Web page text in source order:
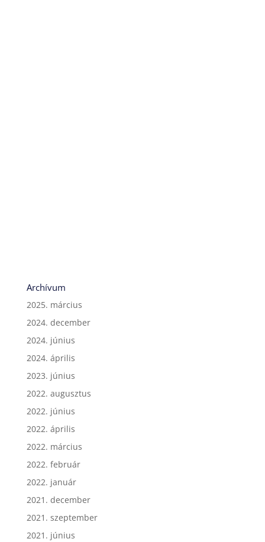
Archívum
2025. március
2024. december
2024. június
2024. április
2023. június
2022. augusztus
2022. június
2022. április
2022. március
2022. február
2022. január
2021. december
2021. szeptember
2021. június